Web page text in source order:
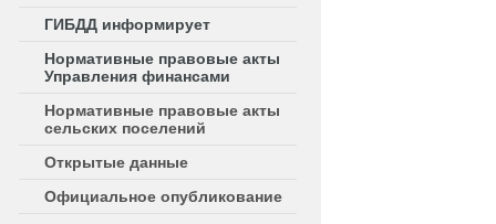
ГИБДД информирует
Нормативные правовые акты
Управления финансами
Нормативные правовые акты
сельских поселений
Открытые данные
Официальное опубликование